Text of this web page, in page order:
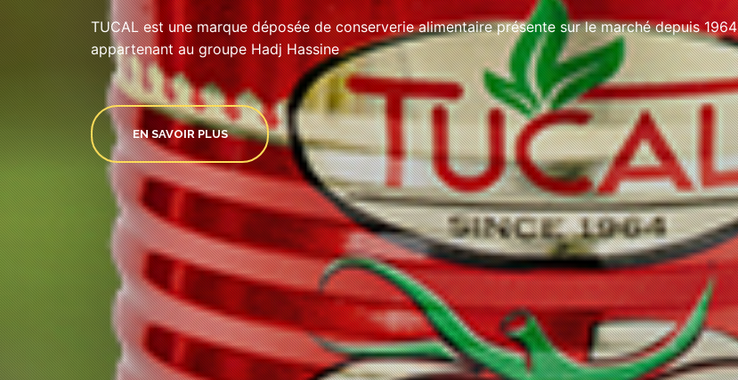
TUCAL est une marque déposée de conserverie alimentaire présente sur le marché depuis 1964
appartenant au groupe Hadj Hassine
EN SAVOIR PLUS